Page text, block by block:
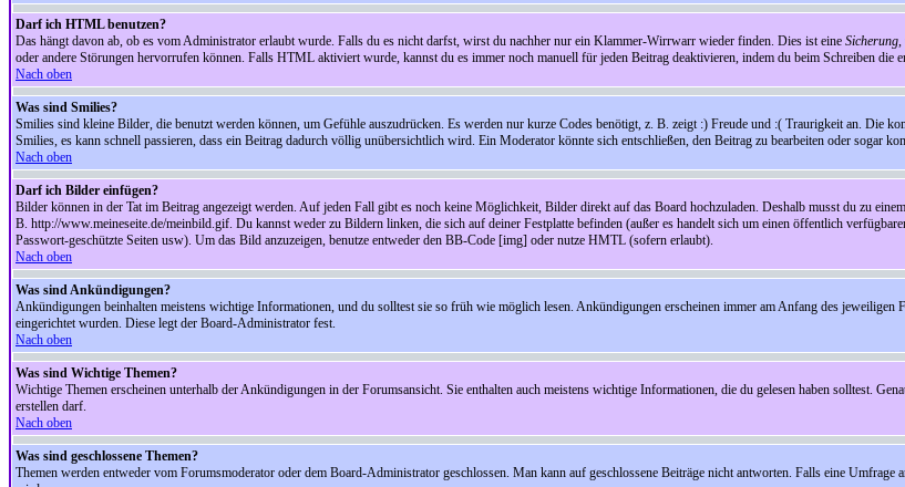
Darf ich HTML benutzen?
Das hängt davon ab, ob es vom Administrator erlaubt wurde. Falls du es nicht darfst, wirst du nachher nur ein Klammer-Wirrwarr wieder finden. Dies ist eine Sicherung,
oder andere Störungen hervorrufen können. Falls HTML aktiviert wurde, kannst du es immer noch manuell für jeden Beitrag deaktivieren, indem du beim Schreiben die
Nach oben
Was sind Smilies?
Smilies sind kleine Bilder, die benutzt werden können, um Gefühle auszudrücken. Es werden nur kurze Codes benötigt, z. B. zeigt :) Freude und :( Traurigkeit an. Die
Smilies, es kann schnell passieren, dass ein Beitrag dadurch völlig unübersichtlich wird. Ein Moderator könnte sich entschließen, den Beitrag zu bearbeiten oder sogar
Nach oben
Darf ich Bilder einfügen?
Bilder können in der Tat im Beitrag angezeigt werden. Auf jeden Fall gibt es noch keine Möglichkeit, Bilder direkt auf das Board hochzuladen. Deshalb musst du zu
B. http://www.meineseite.de/meinbild.gif. Du kannst weder zu Bildern linken, die sich auf deiner Festplatte befinden (außer es handelt sich um einen öffentlich
Passwort-geschützte Seiten usw). Um das Bild anzuzeigen, benutze entweder den BB-Code [img] oder nutze HMTL (sofern erlaubt).
Nach oben
Was sind Ankündigungen?
Ankündigungen beinhalten meistens wichtige Informationen, und du solltest sie so früh wie möglich lesen. Ankündigungen erscheinen immer am Anfang des
eingerichtet wurden. Diese legt der Board-Administrator fest.
Nach oben
Was sind Wichtige Themen?
Wichtige Themen erscheinen unterhalb der Ankündigungen in der Forumsansicht. Sie enthalten auch meistens wichtige Informationen, die du gelesen haben solltest.
erstellen darf.
Nach oben
Was sind geschlossene Themen?
Themen werden entweder vom Forumsmoderator oder dem Board-Administrator geschlossen. Man kann auf geschlossene Beiträge nicht antworten. Falls eine